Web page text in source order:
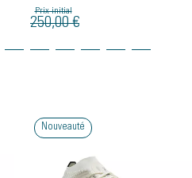
Prix initial
250,00 €
Nouveauté